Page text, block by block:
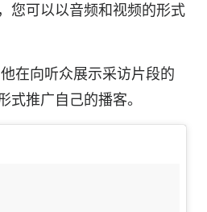
您可以以音频和视频的形式
在向听众展示采访片段的
式推广自己的播客。